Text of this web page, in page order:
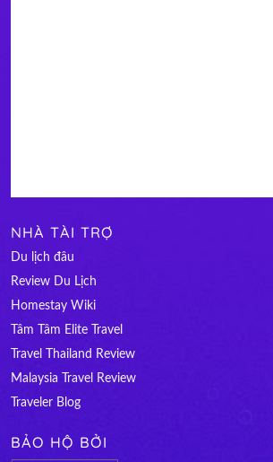
NHÀ TÀI TRỢ
Du lịch đâu
Review Du Lịch
Homestay Wiki
Tâm Tâm Elite Travel
Travel Thailand Review
Malaysia Travel Review
Traveler Blog
BẢO HỘ BỞI